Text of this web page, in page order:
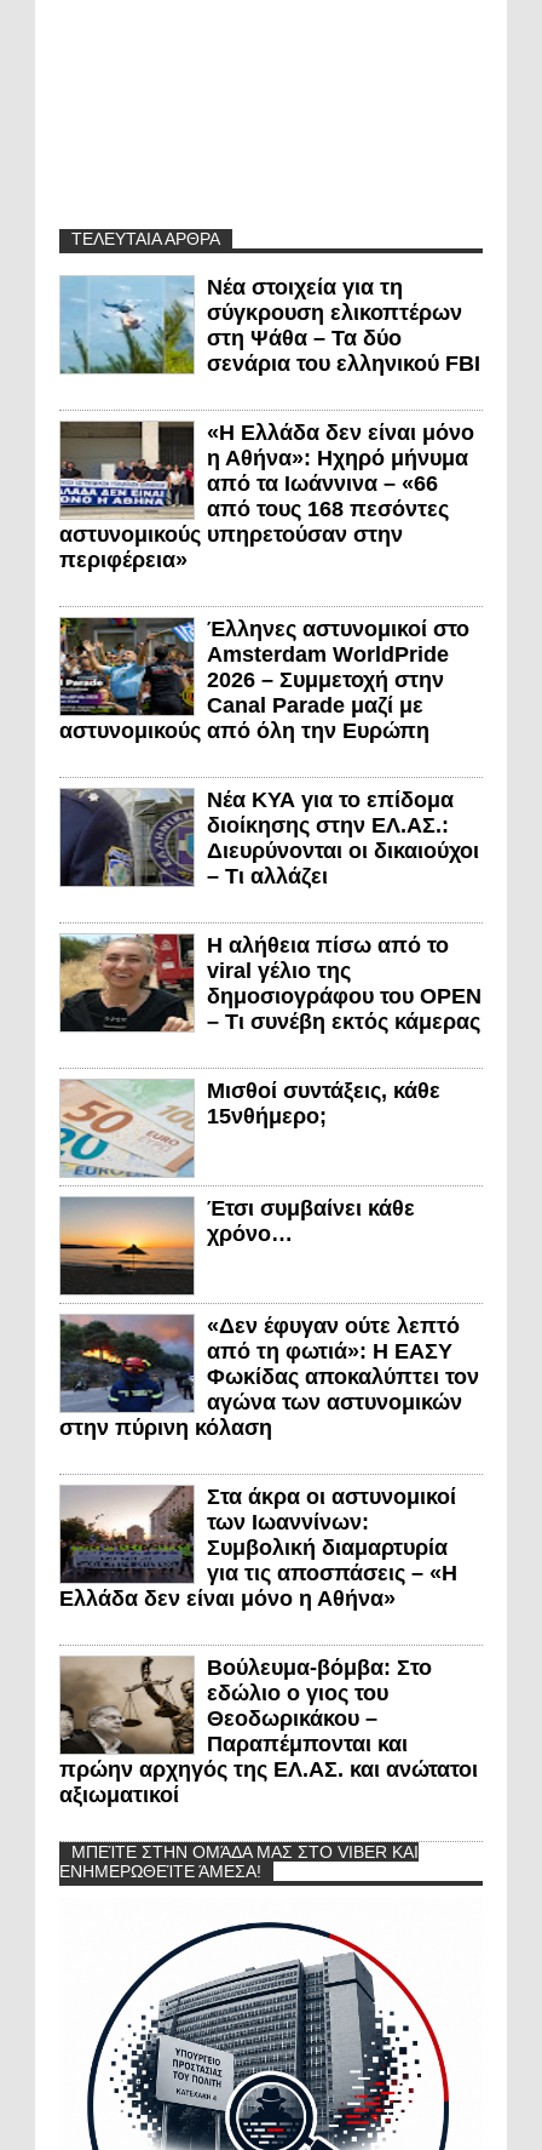
ΤΕΛΕΥΤΑΙΑ ΑΡΘΡΑ
Νέα στοιχεία για τη
σύγκρουση ελικοπτέρων
στη Ψάθα – Τα δύο
σενάρια του ελληνικού FBI
«Η Ελλάδα δεν είναι μόνο
η Αθήνα»: Ηχηρό μήνυμα
από τα Ιωάννινα – «66
από τους 168 πεσόντες
αστυνομικούς υπηρετούσαν στην
περιφέρεια»
Έλληνες αστυνομικοί στο
Amsterdam WorldPride
2026 – Συμμετοχή στην
Canal Parade μαζί με
αστυνομικούς από όλη την Ευρώπη
Νέα ΚΥΑ για το επίδομα
διοίκησης στην ΕΛ.ΑΣ.:
Διευρύνονται οι δικαιούχοι
– Τι αλλάζει
Η αλήθεια πίσω από το
viral γέλιο της
δημοσιογράφου του OPEN
– Τι συνέβη εκτός κάμερας
Μισθοί συντάξεις, κάθε
15νθήμερο;
Έτσι συμβαίνει κάθε
χρόνο…
«Δεν έφυγαν ούτε λεπτό
από τη φωτιά»: Η ΕΑΣΥ
Φωκίδας αποκαλύπτει τον
αγώνα των αστυνομικών
στην πύρινη κόλαση
Στα άκρα οι αστυνομικοί
των Ιωαννίνων:
Συμβολική διαμαρτυρία
για τις αποσπάσεις – «Η
Ελλάδα δεν είναι μόνο η Αθήνα»
Βούλευμα-βόμβα: Στο
εδώλιο ο γιος του
Θεοδωρικάκου –
Παραπέμπονται και
πρώην αρχηγός της ΕΛ.ΑΣ. και ανώτατοι
αξιωματικοί
ΜΠΕΊΤΕ ΣΤΗΝ ΟΜΆΔΑ ΜΑΣ ΣΤΟ VIBER ΚΑΙ
ΕΝΗΜΕΡΩΘΕΊΤΕ ΆΜΕΣΑ!